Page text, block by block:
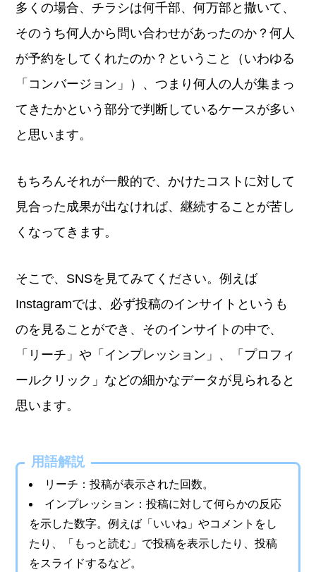
多くの場合、チラシは何千部、何万部と撒いて、
そのうち何人から問い合わせがあったのか？何人
が予約をしてくれたのか？ということ（いわゆる
「コンバージョン」）、つまり何人の人が集まっ
てきたかという部分で判断しているケースが多い
と思います。
もちろんそれが一般的で、かけたコストに対して
見合った成果が出なければ、継続することが苦し
くなってきます。
そこで、SNSを見てみてください。例えば
Instagramでは、必ず投稿のインサイトというも
のを見ることができ、そのインサイトの中で、
「リーチ」や「インプレッション」、「プロフィ
ールクリック」などの細かなデータが見られると
思います。
用語解説
リーチ：投稿が表示された回数。
インプレッション：投稿に対して何らかの反応
を示した数字。例えば「いいね」やコメントをし
たり、「もっと読む」で投稿を表示したり、投稿
をスライドするなど。